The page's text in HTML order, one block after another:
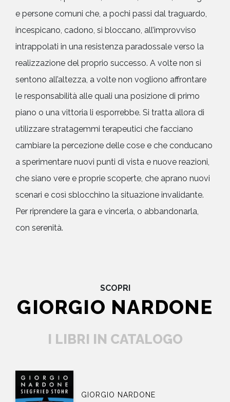
e persone comuni che, a pochi passi dal traguardo,
incespicano, cadono, si bloccano, all’improvviso
intrappolati in una resistenza paradossale verso la
realizzazione del proprio successo. A volte non si
sentono all’altezza, a volte non vogliono affrontare
le responsabilità alle quali una posizione di primo
piano o una vittoria li esporrebbe. Si tratta allora di
utilizzare stratagemmi terapeutici che facciano
cambiare la percezione delle cose e che conducano
a sperimentare nuovi punti di vista e nuove reazioni,
che siano vere e proprie scoperte, che aprano nuovi
scenari e così sblocchino la situazione invalidante.
Per riprendere la gara e vincerla, o abbandonarla,
con serenità.
SCOPRI
GIORGIO NARDONE
I LIBRI IN CATALOGO
GIORGIO NARDONE